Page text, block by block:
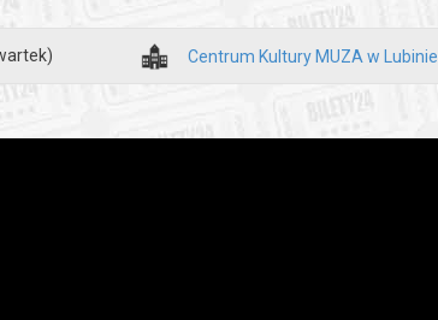
Centrum Kultury MUZA w Lubinie